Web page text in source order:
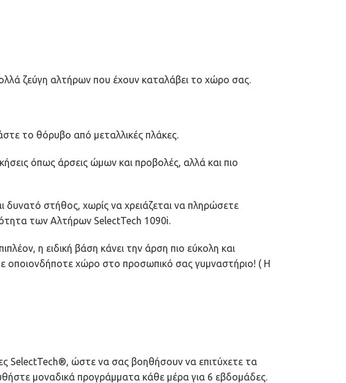
ζεύγη αλτήρων που έχουν καταλάβει το χώρο σας.
το θόρυβο από μεταλλικές πλάκες.
όπως άρσεις ώμων και προβολές, αλλά και πιο
δυνατό στήθος, χωρίς να χρειάζεται να πληρώσετε
των Αλτήρων SelectTech 1090i.
η ειδική βάση κάνει την άρση πιο εύκολη και
οποιονδήποτε χώρο στο προσωπικό σας γυμναστήριο! ( Η
SelectTech®, ώστε να σας βοηθήσουν να επιτύχετε τα
μοναδικά προγράμματα κάθε μέρα για 6 εβδομάδες.